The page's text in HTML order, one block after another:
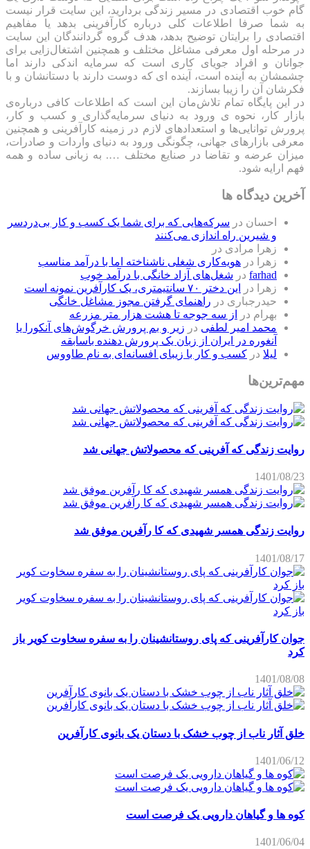
گام خوب اقتصادی در مسیر زندگی بردارید، این سایت قرار نیست
به شما صرفا اطلاعات کلی درباره کارآفرینی بدهد یا مفاهیم
اقتصادی را برایتان توضیح بدهد، هدف گروه گردانندگان این سایت
در مرحله اول معرفی مشاغل مختلف و همچنین اشتغال‌زایی برای
جوانان و افراد جویای کاری است که سرمایه اندکی دارند اما
چشمشان به آینده است، آینده ای که دوست دارند با دستانشان و با
فکرشان آن را زیبا بسازند.
در این پایگاه تمام تلاش‌مان این است که ‌اطلاعات کافی درباره‌ی
بازار کار، نحوه ی ورود به دنیای سرمایه‌گذاری و کسب و کار،
پرورش توانایی‌ها و استعدادهای لازم در زمینه کارآفرینی و همچنین
معرفی بازارهای جهانی، چگونگی ورود به دنیای واردات و صادرات،
میزان عرضه و تقاضا در صنایع مختلف …. به زبانی ساده و همه
فهم ارایه شود.
آخرین دیدگاه ها
احسان در سرکه‌هایی که برای شما یک کسب و کار بی‌دردسر
و شیرین راه اندازی می‌کنند
زهرا مرادی در
زهرا
در هویه‌کاری شغلی ناشناخته اما با درآمد مناسب
farhad در شغل‌های آزاد خانگی با درآمد خوب
زهرا
در
این دختر ۷۰ سانتیمتری، یک کارآفرین نمونه است
حیدرجباری در راهنمای گرفتن مجوز مشاغل خانگی
بهرام در
از سه جوجه تا هشت هزار متر مزرعه
محمد امیر لطفی در زیر و بم پرورش خرگوش‌های آنکورا یا
آنغوره در ایران از زبان یک پرورش دهنده باسابقه
لیلا در کسب و کار با زیبای افسانه‌ای به نام طاووس
مهم‌ترین‌ها
روایت زندگی که آفرینی که محصولاتش جهانی شد
1401/08/23
روایت زندگی همسر شهیدی که کا رآفرین موفق شد
1401/08/17
جوان کارآفرینی که پای روستانشینان را به سفره سخاوت کویر باز
کرد
1401/08/08
خلق آثار ناب از چوب خشک با دستان یک بانوی کارآفرین
1401/06/12
کوه ها و گیاهان دارویی یک فرصت است
1401/06/04